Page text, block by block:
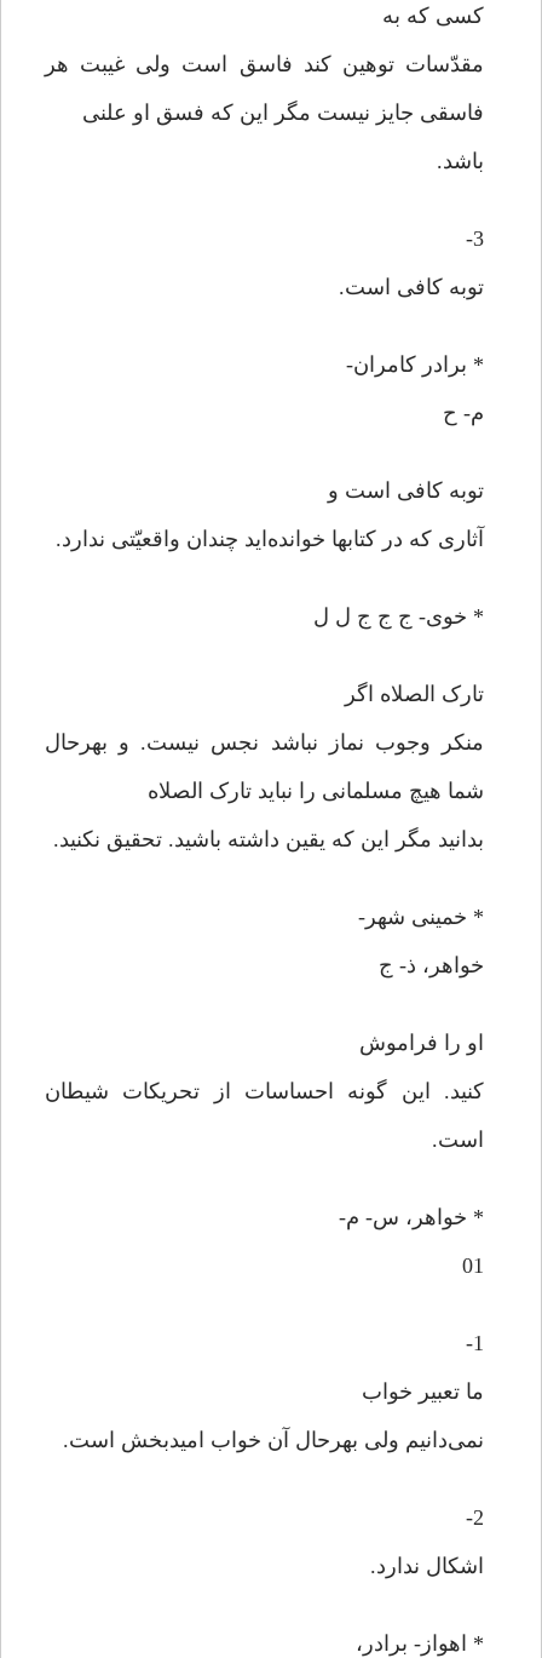
کسی که به
مقدّسات توهین کند فاسق است ولی غیبت هر
فاسقی جایز نیست مگر این که فسق او علنی
باشد.
3-
توبه کافی است.
* برادر کامران-
م- ح
توبه کافی است و
آثاری که در کتابها خوانده‌اید چندان واقعیّتی ندارد.
* خوی- ج ج ج ل ل
تارک الصلاه اگر
منکر وجوب نماز نباشد نجس نیست. و بهرحال
شما هیچ مسلمانی را نباید تارک الصلاه
بدانید مگر این که یقین داشته باشید. تحقیق نکنید.
* خمینی شهر-
خواهر، ذ- ج
او را فراموش
کنید. این گونه احساسات از تحریکات شیطان
است.
* خواهر، س- م-
01
1-
ما تعبیر خواب
نمی‌دانیم ولی بهرحال آن خواب امیدبخش است.
2-
اشکال ندارد.
* اهواز- برادر،